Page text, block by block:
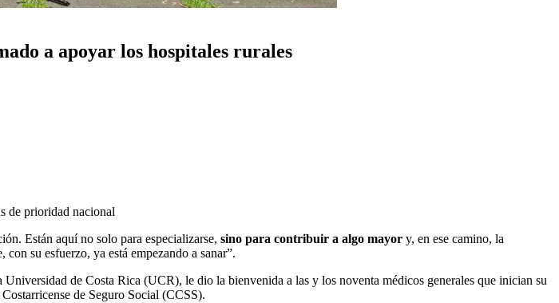
a apoyar los hospitales rurales
de prioridad nacional
Están aquí no solo para especializarse, sino para contribuir a algo mayor y, en ese camino, la
su esfuerzo, ya está empezando a sanar”.
de Costa Rica (UCR), le dio la bienvenida a las y los noventa médicos generales que inician su
de Seguro Social (CCSS).